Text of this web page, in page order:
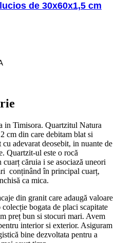
de 30x60x1,5 cm
in Timisora. Quartzitul Natura
cm din care debitam blat si
adevarat deosebit, in nuante de
Quartzit-ul este o rocă
căruia i se asociază uneori
conținând în principal cuarț,
ca mica.
din granit care adaugă valoare
bogata de placi scapitate
preț bun si stocuri mari. Avem
interior si exterior. Asiguram
bine dezvoltata pentru a